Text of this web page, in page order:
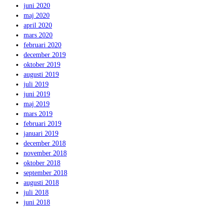
juni 2020
maj 2020
april 2020
mars 2020
februari 2020
december 2019
oktober 2019
augusti 2019
juli 2019
juni 2019
maj 2019
mars 2019
februari 2019
januari 2019
december 2018
november 2018
oktober 2018
september 2018
augusti 2018
juli 2018
juni 2018